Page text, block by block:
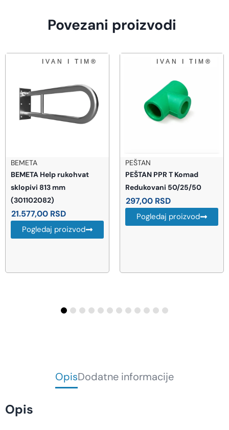
Povezani proizvodi
PEŠTAN
PEŠTAN PPR T Komad
Redukovani 50/25/50
297,00RSD
Pogledaj proizvod
VITRA
Vitra S20 pravougaoni
podgradni lavabo 55 × 37
cm beli (7475B003-0618)
8.987,00RSD
OpisDodatne informacije
Opis